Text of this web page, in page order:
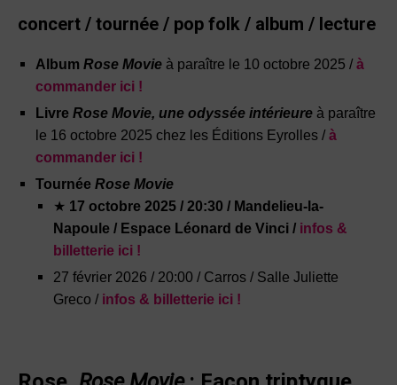
concert / tournée / pop folk / album / lecture
Album Rose Movie à paraître le 10 octobre 2025 /à
commander ici !
Livre Rose Movie, une odyssée intérieure à paraître
le 16 octobre 2025 chez les Éditions Eyrolles /à
commander ici !
Tournée Rose Movie
★ 17 octobre 2025 / 20:30 / Mandelieu-la-
Napoule / Espace Léonard de Vinci / infos &
billetterie ici !
27 février 2026 / 20:00 / Carros / Salle Juliette
Greco / infos & billetterie ici !